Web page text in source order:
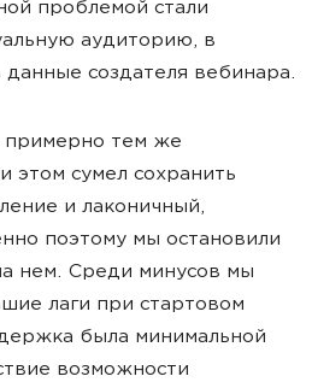
проблемой стали
аудиторию, в
данные создателя вебинара.
примерно тем же
этом сумел сохранить
и лаконичный,
поэтому мы остановили
нем. Среди минусов мы
лаги при стартовом
была минимальной
возможности